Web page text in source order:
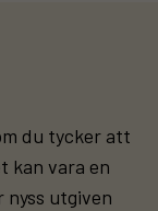
du tycker att
kan vara en
nyss utgiven